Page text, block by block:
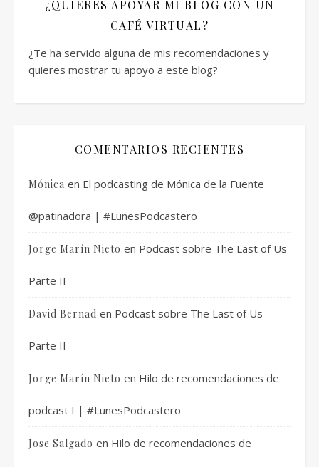
¿QUIERES APOYAR MI BLOG CON UN
CAFÉ VIRTUAL?
¿Te ha servido alguna de mis recomendaciones y
quieres mostrar tu apoyo a este blog?
COMENTARIOS RECIENTES
Mónica en El podcasting de Mónica de la Fuente
@patinadora | #LunesPodcastero
Jorge Marín Nieto en Podcast sobre The Last of Us
Parte II
David Bernad en Podcast sobre The Last of Us
Parte II
Jorge Marín Nieto en Hilo de recomendaciones de
podcast I | #LunesPodcastero
Jose Salgado en Hilo de recomendaciones de